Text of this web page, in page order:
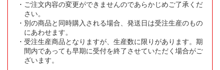
ご注文内容の変更ができませんのであらかじめご了承くだ
さい。
別の商品と同時購入される場合、発送日は受注生産のもの
にあわせます。
受注生産商品となりますが、生産数に限りがあります。期
間内であっても早期に受付を終了させていただく場合がご
ざいます。